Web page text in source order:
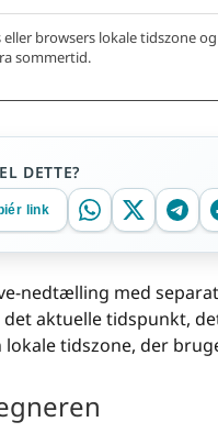
browsers lokale tidszone
sommertid.
DETTE?
link
nedtælling med
aktuelle tidspunkt,
tidszone, der